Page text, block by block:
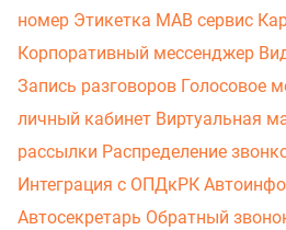
номер Этикетка МАВ сервис
Корпоративный мессенджер
Запись разговоров Голосовое
личный кабинет Виртуальная
рассылки Распределение
Интеграция с ОПДкРК
Автосекретарь Обратный